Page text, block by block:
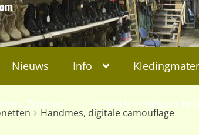
Nieuws Info
Zutphen artikelen-
Handmes, digitale camouflage